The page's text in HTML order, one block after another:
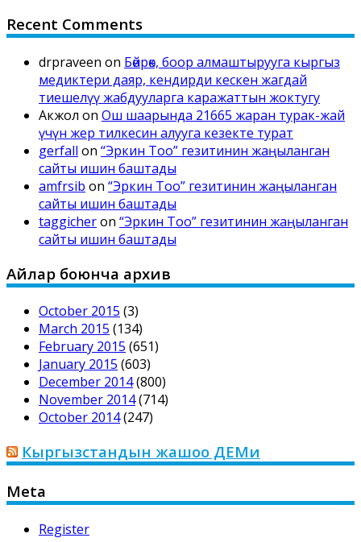
Recent Comments
drpraveen on Бөйрөк, боор алмаштырууга кыргыз
медиктери даяр, кендирди кескен жагдай
тиешелүү жабдууларга каражаттын жоктугу
Акжол on Ош шаарында 21665 жаран турак-жай
үчүн жер тилкесин алууга кезекте турат
gerfall on “Эркин Тоо” гезитинин жаңыланган
сайты ишин баштады
amfrsib on “Эркин Тоо” гезитинин жаңыланган
сайты ишин баштады
taggicheron “Эркин Тоо” гезитинин жаңыланган
сайты ишин баштады
Айлар боюнча архив
October 2015 (3)
March 2015 (134)
February 2015 (651)
January 2015 (603)
December 2014(800)
November 2014(714)
October 2014(247)
Кыргызстандын жашоо ДЕМи
Meta
Register